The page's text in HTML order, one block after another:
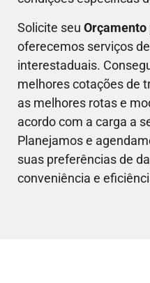
Solicite seu Orçamento
oferecemos serviços
interestaduais.
melhores cotações de
as melhores rotas e
acordo com a carga a
Planejamos e
suas preferências de
conveniência e